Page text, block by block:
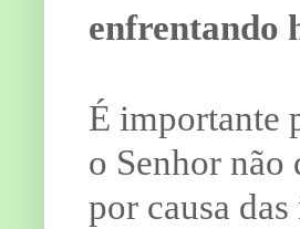
enfrentando
É importante
o Senhor não
por causa